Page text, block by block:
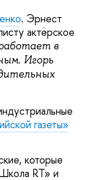
. Эрнест
актёрское
в
Игорь
газеты»
которые
RT» и